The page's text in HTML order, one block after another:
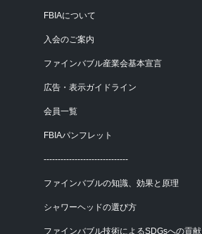
FBIAについて
入会のご案内
ファインバブル産業会基本宣言
広告・表示ガイドライン
会員一覧
FBIAパンフレット
------------------------------
ファインバブルの知識、効果と原理
シャワーヘッドの選び方
ファインバブル技術によるSDGsへの貢献